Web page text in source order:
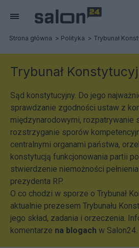
Strona główna Polityka Trybunał
Trybunał
Sąd konstytucyjny. Do jego
sprawdzanie zgodności ustaw z
międzynarodowymi, rozpatrywanie
rozstrzyganie sporów
centralnymi organami państwa,
konstytucją funkcjonowania partii
stwierdzenie niemożności
prezydenta RP.
O co chodzi w sporze o Trybunał
aktualnie prezesem Trybunału
jego skład, zadania i orzeczenia.
komentarze na blogach w Salon24.